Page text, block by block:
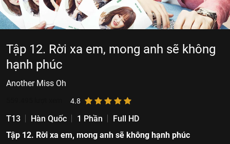
Tập 12. Rời xa em, mong anh sẽ không
hạnh phúc
Another Miss Oh
4.8
T13 Hàn Quốc 1 Phần
Full HD
Tập 12. Rời xa em, mong anh sẽ không hạnh phúc